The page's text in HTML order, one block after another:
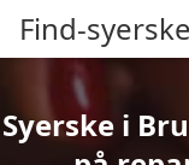
Find-
Syerske i